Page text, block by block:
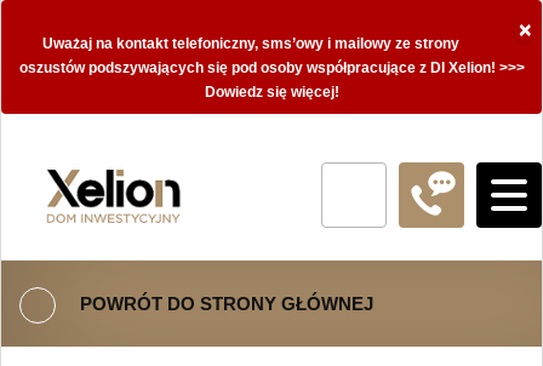
×
Uważaj na kontakt telefoniczny, sms’owy i mailowy ze strony
oszustów podszywających się pod osoby współpracujące z DI Xelion! >>>
Dowiedz się więcej!
POWRÓT DO STRONY GŁÓWNEJ